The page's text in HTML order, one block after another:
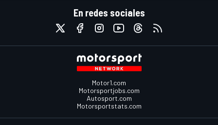
En redes sociales
Motor1.com
Motorsportjobs.com
Autosport.com
Motorsportstats.com